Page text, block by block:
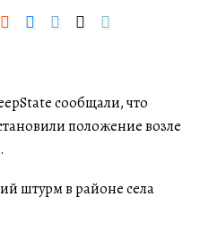
сообщали, что
положение возле